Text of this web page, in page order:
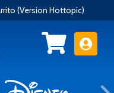
(Version Hottopic)